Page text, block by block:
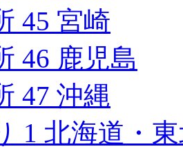
45 宮崎
46 鹿児島
47 沖縄
1 北海道・